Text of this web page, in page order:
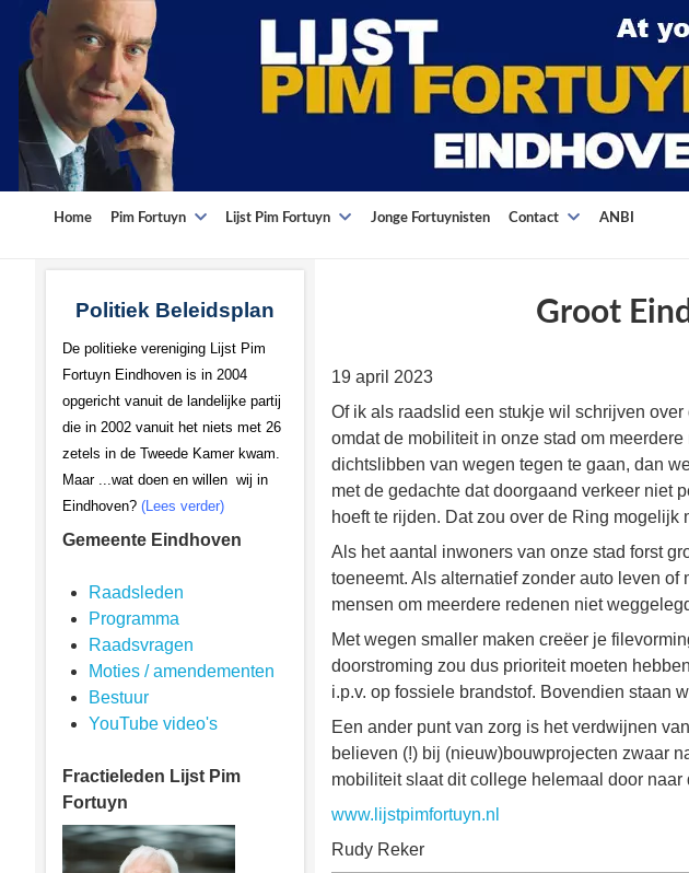
Home Pim Fortuyn Lijst Pim Fortuyn Jonge Fortuynisten Contact ANBI
Politiek Beleidsplan
De politieke vereniging Lijst Pim
Fortuyn Eindhoven is in 2004
opgericht vanuit de landelijke partij
die in 2002 vanuit het niets met 26
zetels in de Tweede Kamer kwam.
Maar ...wat doen en willen wij in
Eindhoven? (Lees verder)
Gemeente Eindhoven
Raadsleden
Programma
Raadsvragen
Moties / amendementen
Bestuur
YouTube video's
Fractieleden Lijst Pim
Fortuyn
Groot
19 april 2023
Of ik als raadslid een stukje wil schrijven
omdat de mobiliteit in onze stad om
dichtslibben van wegen tegen te gaan, dan
met de gedachte dat doorgaand verkeer niet
hoeft te rijden. Dat zou over de Ring mogelijk
Als het aantal inwoners van onze stad forst
toeneemt. Als alternatief zonder auto leven of
mensen om meerdere redenen niet
Met wegen smaller maken creëer je
doorstroming zou dus prioriteit moeten
i.p.v. op fossiele brandstof. Bovendien staan
Een ander punt van zorg is het verdwijnen
believen (!) bij (nieuw)bouwprojecten zwaar
mobiliteit slaat dit college helemaal door naar
www.lijstpimfortuyn.nl
Rudy Reker